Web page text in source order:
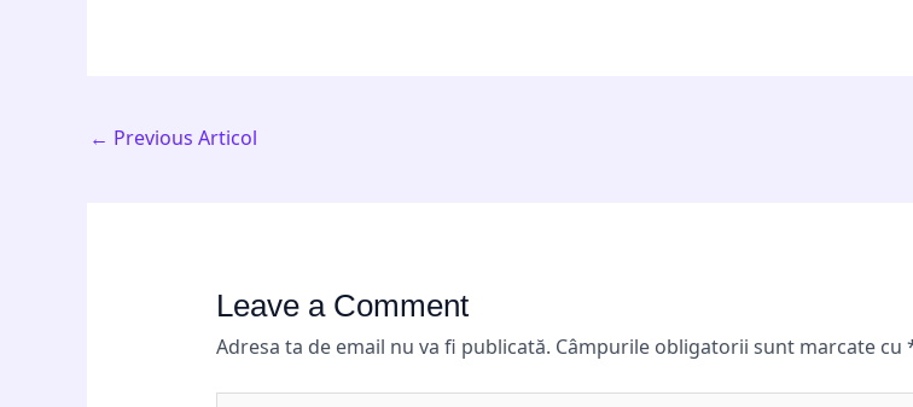
← Previous Articol
Leave a Comment
Adresa ta de email nu va fi publicată. Câmpurile obligatorii sunt marcate cu